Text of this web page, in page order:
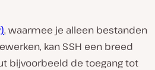
, waarmee je alleen bestanden
kan SSH een breed
bijvoorbeeld de toegang tot